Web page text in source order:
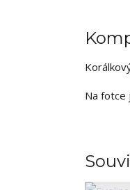
Na fotce